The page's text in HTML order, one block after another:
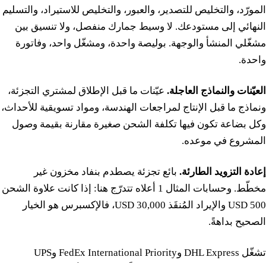
المورّد، والتخليص للتصدير، والعبور، والتخليص للاستيراد، والتسليم
النهائي إلى مستودعك. لا وسيط جمارك منفصل، ولا تنسيق بين
مشغّلي المنشأ والوجهة. بوليصة واحدة، ومشغّل واحد، وفاتورة
واحدة.
العيّنات والنماذج العاجلة. عيّنات ما قبل الإطلاق لمشتري التجزئة،
ونماذج ما قبل الإنتاج لمراجعات الهندسة، ومواد تسويقية للأحداث،
وكل بضاعة تكون فيها تكلفة الشحن صغيرة مقارنة بقيمة وصول
المشروع في موعده.
إعادة التزويد الطارئة. بائع تجزئة يصطدم بنفاد مخزون غير
مخطّط. وحسابات المثال 1 أعلاه تتدرّج هنا: إذا كانت علاوة الشحن
500 USD والإيراد المُنقَذ 30,000 USD، فالإكسبرس هو الخيار
الصحيح بداهةً.
تشغّل DHL Express وFedEx International Priority وUPS